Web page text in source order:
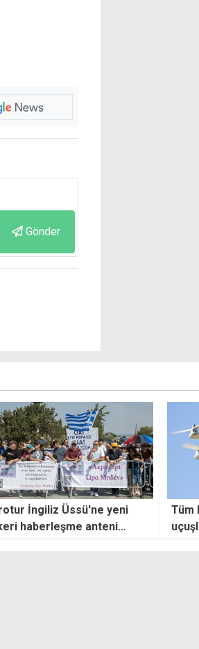
Gönder
hava sporları ve dron
5 günlüğüne yasaklandı